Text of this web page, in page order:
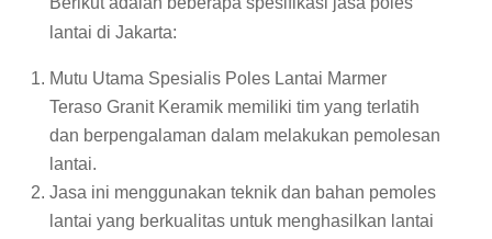
lantai di Jakarta:
Mutu Utama Spesialis Poles Lantai Marmer
Teraso Granit Keramik memiliki tim yang terlatih
dan berpengalaman dalam melakukan pemolesan
lantai.
Jasa ini menggunakan teknik dan bahan pemoles
lantai yang berkualitas untuk menghasilkan lantai